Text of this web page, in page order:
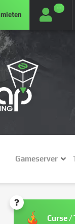
mieten
···
Gameserver
Curse /